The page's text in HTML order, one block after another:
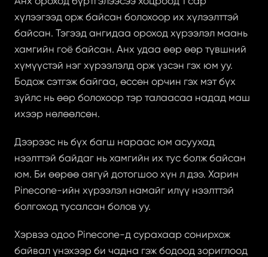
хүлээгээд орж байсан болохоор их хүлээлттэй
байсан. Тэгээд ангидаа ороход хүрээлэл маань
хамгийн гоё байсан. Анх удаа өөр өөр түвшний
хүмүүстэй нэг хүрээлэлд орж үзсэн гэх юм уу.
Бодож сэтгэж байгаа, өссөн орчин гэх мэт бүх
зүйлс нь өөр болохоор тэр талаасаа надад маш
ихээр нөлөөлсөн.
Дээрээс нь бүх багш нараас юм асуухад
нээлттэй байдаг нь хамгийн их тус болж байсан
юм. Би өөрөө аягүй дотогшоо хүн л дээ. Харин
Pinecone-ийн хүрээлэл намайг илүү нээлттэй
болгоход тусалсан болов уу.
Хэрвээ одоо Pinecone-д сурахаар сонирхож
байвал үнэхээр би чадна гэж бодоод зориглоод